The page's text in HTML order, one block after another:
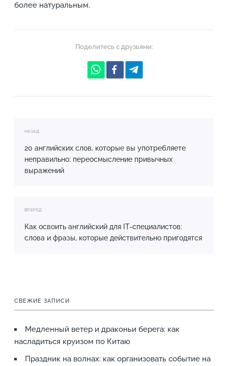
более натуральным.
Поделитесь с друзьями:
НАЗАД
20 английских слов, которые вы употребляете
неправильно: переосмысление привычных
выражений
ВПЕРЁД
Как освоить английский для IT-специалистов:
слова и фразы, которые действительно пригодятся
СВЕЖИЕ ЗАПИСИ
Медленный ветер и драконьи берега: как
насладиться круизом по Китаю
Праздник на волнах: как организовать событие на